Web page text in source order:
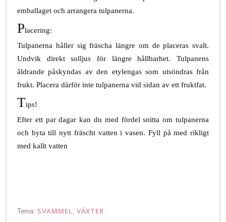
emballaget och arrangera tulpanerna.
Placering:
Tulpanerna håller sig fräscha längre om de placeras svalt.
Undvik direkt solljus för längre hållbarhet. Tulpanens
åldrande påskyndas av den etylengas som utsöndras från
frukt. Placera därför inte tulpanerna vid sidan av ett fruktfat.
Tips!
Efter ett par dagar kan du med fördel snitta om tulpanerna
och byta till nytt fräscht vatten i vasen. Fyll på med rikligt
med kallt vatten
Tema: SVAMMEL VÄXTER